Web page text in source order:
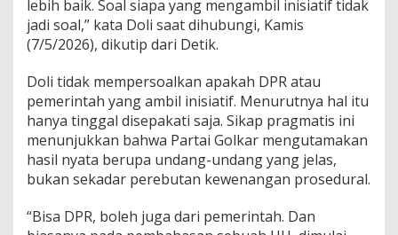
h
a
s
,
a
k
M
a
s
a
l
h
S
lebih baik. Soal siapa yang mengambil inisiatif tidak
jadi soal,” kata Doli saat dihubungi, Kamis
(7/5/2026), dikutip dari Detik.
Doli tidak mempersoalkan apakah DPR atau
pemerintah yang ambil inisiatif. Menurutnya hal itu
hanya tinggal disepakati saja. Sikap pragmatis ini
menunjukkan bahwa Partai Golkar mengutamakan
hasil nyata berupa undang-undang yang jelas,
bukan sekadar perebutan kewenangan prosedural.
“Bisa DPR, boleh juga dari pemerintah. Dan